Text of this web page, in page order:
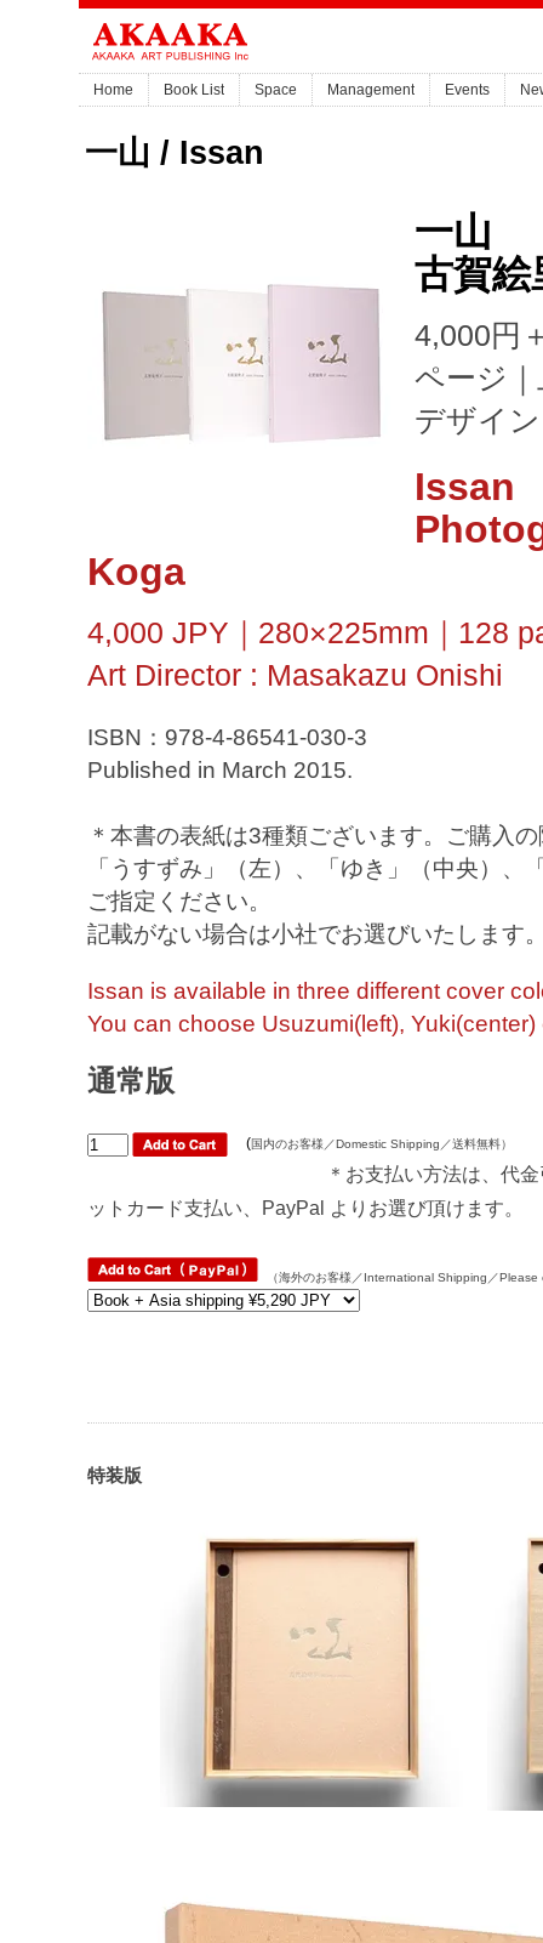
Home Book List Space Management Events
一山 / Issan
一山
古賀絵
4,000円
ページ
デザイ
Issan
Koga
4,000 JPY｜280×225mm｜128
Art Director : Masakazu Onishi
ISBN：978-4-86541-030-3
Published in March 2015.
＊本書の表紙は3種類ございます。ご購入
「うすずみ」（左）、「ゆき」（中央）、
ご指定ください。
記載がない場合は小社でお選びいたします
Issan is available in three different cover
You can choose Usuzumi(left),
通常版
(国内のお客様／Domestic Shipping／送料無料）
＊お支払い方法は、代
ットカード支払い、PayPal よりお選び頂けます。
（海外のお客様／International Shipping／
特装版